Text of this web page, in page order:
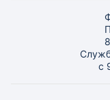
с